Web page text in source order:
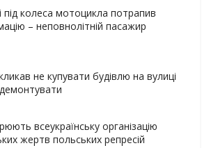
під колеса мотоцикла потрапив
– неповнолітній пасажир
не купувати будівлю на вулиці
демонтувати
всеукраїнську організацію
жертв польських репресій